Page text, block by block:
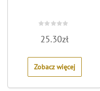
0
out
5
25.30zł
Zobacz więcej